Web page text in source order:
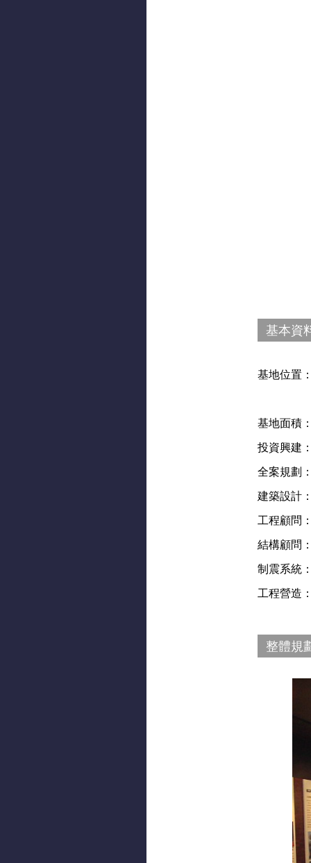
基本資
基地位置
基地面積
投資興建
全案規劃
建築設計
工程顧問
結構顧問
制震系統
工程營造
整體規